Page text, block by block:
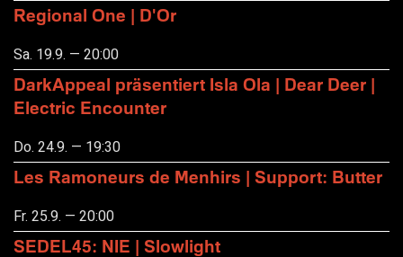
Regional One | D'Or
Sa. 19.9. — 20:00
DarkAppeal präsentiert Isla Ola | Dear Deer |
Electric Encounter
Do. 24.9. — 19:30
Les Ramoneurs de Menhirs | Support: Butter
Fr. 25.9. — 20:00
SEDEL45: NIE | Slowlight